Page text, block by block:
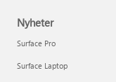
Nyheter
Surface Pro
Surface Laptop